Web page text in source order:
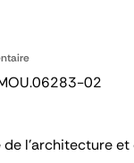
02
de l’architecture